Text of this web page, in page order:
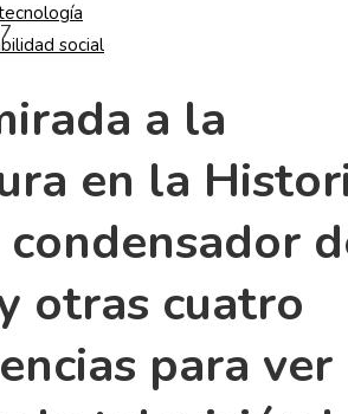
social
a la
en la
condensador
otras cuatro
para ver